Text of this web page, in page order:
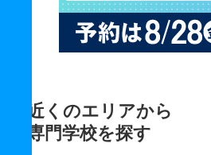
近くのエリアから
専門学校を探す